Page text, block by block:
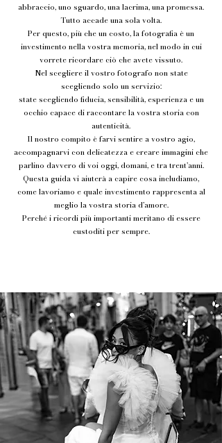
abbraccio, uno sguardo, una lacrima, una promessa.
Tutto accade una sola volta.
Per questo, più che un costo, la fotografia è un
investimento nella vostra memoria, nel modo in cui
vorrete ricordare ciò che avete vissuto.
Nel scegliere il vostro fotografo non state
scegliendo solo un servizio:
state scegliendo fiducia, sensibilità, esperienza e un
occhio capace di raccontare la vostra storia con
autenticità.
Il nostro compito è farvi sentire a vostro agio,
accompagnarvi con delicatezza e creare immagini che
parlino davvero di voi oggi, domani, e tra trent’anni.
Questa guida vi aiuterà a capire cosa includiamo,
come lavoriamo e quale investimento rappresenta al
meglio la vostra storia d’amore.
Perché i ricordi più importanti meritano di essere
custoditi per sempre.